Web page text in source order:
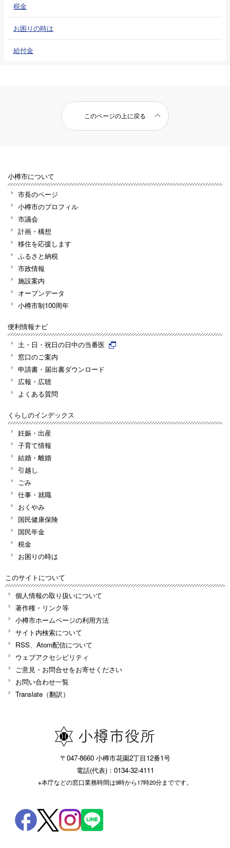
税金
お困りの時は
給付金
このページの上に戻る
小樽市について
市長のページ
小樽市のプロフィル
市議会
計画・構想
移住を応援します
ふるさと納税
市政情報
施設案内
オープンデータ
小樽市制100周年
便利情報ナビ
土・日・祝日の日中の当番医
窓口のご案内
申請書・届出書ダウンロード
広報・広聴
よくある質問
くらしのインデックス
妊娠・出産
子育て情報
結婚・離婚
引越し
ごみ
仕事・就職
おくやみ
国民健康保険
国民年金
税金
お困りの時は
このサイトについて
個人情報の取り扱いについて
著作権・リンク等
小樽市ホームページの利用方法
サイト内検索について
RSS、Atom配信について
ウェブアクセシビリティ
ご意見・お問合せをお寄せください
お問い合わせ一覧
Translate（翻訳）
〒047-8660 小樽市花園2丁目12番1号
電話(代表)：0134-32-4111
※本庁などの窓口業務時間は9時から17時20分までです。